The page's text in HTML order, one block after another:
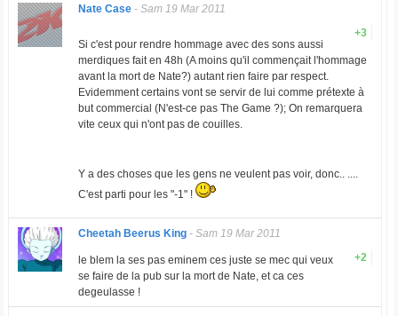
Nate Case- Sam 19 Mar 2011
+3
Si c'est pour rendre hommage avec des sons aussi
merdiques fait en 48h (A moins qu'il commençait l'hommage
avant la mort de Nate?) autant rien faire par respect.
Evidemment certains vont se servir de lui comme prétexte à
but commercial (N'est-ce pas The Game ?); On remarquera
vite ceux qui n'ont pas de couilles.
Y a des choses que les gens ne veulent pas voir, donc.. ....
C'est parti pour les "-1" !
Cheetah Beerus King- Sam 19 Mar 2011
+2
le blem la ses pas eminem ces juste se mec qui veux
se faire de la pub sur la mort de Nate, et ca ces
degeulasse !